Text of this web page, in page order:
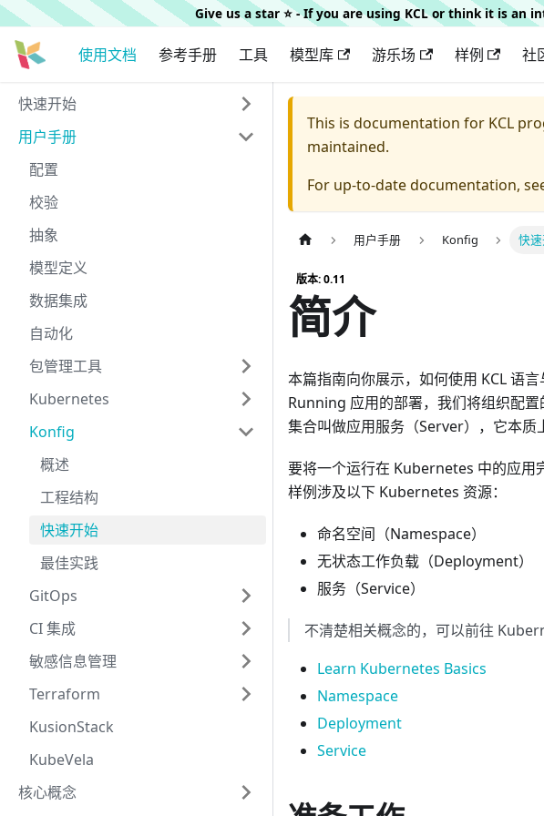
Give us a star ⭐️ - If you are using KCL or think it is
使用文档 参考手册 工具 模型库 游乐场 样例 社
快速开始
用户手册
配置
校验
抽象
模型定义
数据集成
自动化
包管理工具
Kubernetes
Konfig
概述
工程结构
快速开始
最佳实践
GitOps
CI 集成
敏感信息管理
Terraform
KusionStack
KubeVela
核心概念
This is documentation for KCL
maintained.
For up-to-date documentation,
用户手册 Konfig 快
版本: 0.11
简介
本篇指南向你展示，如何使用 KCL 语
Running 应用的部署，我们将组织配
集合叫做应用服务（Server），它本质
要将一个运行在 Kubernetes 中的应用
样例涉及以下 Kubernetes 资源：
命名空间（Namespace）
无状态工作负载（Deployment）
服务（Service）
不清楚相关概念的，可以前往
Learn Kubernetes Basics
Namespace
Deployment
Service